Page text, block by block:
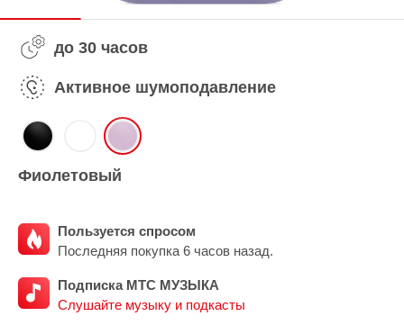
до 30 часов
Активное шумоподавление
Фиолетовый
Пользуется спросом
Последняя покупка 6 часов назад.
Подписка МТС МУЗЫКА
Слушайте музыку и подкасты